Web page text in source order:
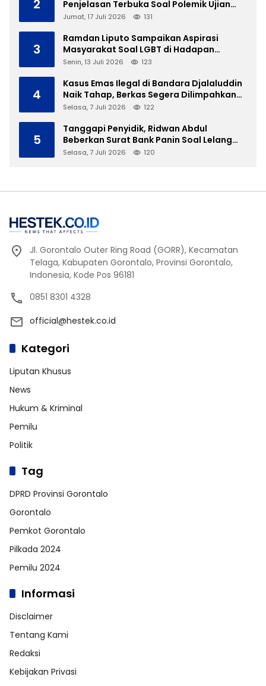
2
Penjelasan Terbuka Soal Polemik Ujian
Skripsi Mahasiswi
Jumat, 17 Juli 2026 131
3
Ramdan Liputo Sampaikan Aspirasi
Masyarakat Soal LGBT di Hadapan
Gubernur Gusnar
Senin, 13 Juli 2026 123
4
Kasus Emas Ilegal di Bandara Djalaluddin
Naik Tahap, Berkas Segera Dilimpahkan
ke JPU
Selasa, 7 Juli 2026 122
5
Tanggapi Penyidik, Ridwan Abdul
Beberkan Surat Bank Panin Soal Lelang
Aset Eks PLTD Isimu
Selasa, 7 Juli 2026 120
Jl. Gorontalo Outer Ring Road (GORR), Kecamatan
Telaga, Kabupaten Gorontalo, Provinsi Gorontalo,
Indonesia, Kode Pos 96181
0851 8301 4328
official@hestek.co.id
Kategori
Liputan Khusus
News
Hukum & Kriminal
Pemilu
Politik
Tag
DPRD Provinsi Gorontalo
Gorontalo
Pemkot Gorontalo
Pilkada 2024
Pemilu 2024
Informasi
Disclaimer
Tentang Kami
Redaksi
Kebijakan Privasi